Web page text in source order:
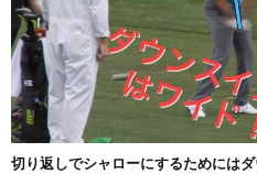
切り返しでシャローにするためには